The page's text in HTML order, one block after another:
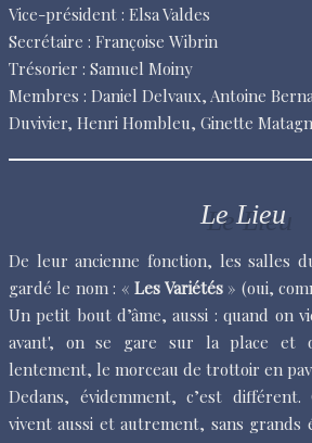
Vice-président : Elsa Valdes
Secrétaire : Françoise Wibrin
Trésorier : Samuel Moiny
Membres : Daniel Delvaux, Antoine
Duvivier, Henri Hombleu, Ginette
Le Lieu
De leur ancienne fonction, les salles
gardé le nom : «Les Variétés » (oui,
Un petit bout d’âme, aussi : quand on
avant', on se gare sur la place et
lentement, le morceau de trottoir en
Dedans, évidemment, c’est
vivent aussi et autrement, sans grands